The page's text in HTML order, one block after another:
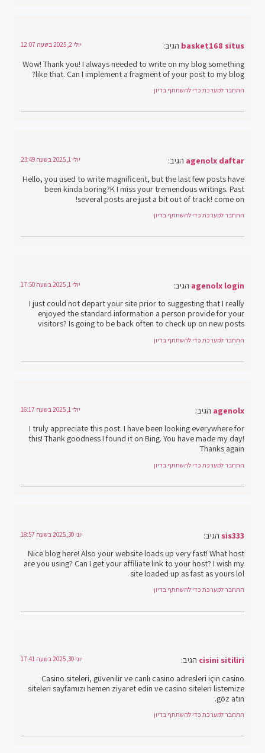
basket168 situs הגיב: יולי 2, 2025 בשעה 12:07
Wow! Thank you! I always needed to write on my blog something
like that. Can I implement a fragment of your post to my blog?
התחבר למערכת כדי להשתתף בדיון
agenolx daftar הגיב: יולי 1, 2025 בשעה 23:49
Hello, you used to write magnificent, but the last few posts have
been kinda boring?K I miss your tremendous writings. Past
several posts are just a bit out of track! come on!
התחבר למערכת כדי להשתתף בדיון
agenolx login הגיב: יולי 1, 2025 בשעה 17:50
I just could not depart your site prior to suggesting that I really
enjoyed the standard information a person provide for your
visitors? Is going to be back often to check up on new posts
התחבר למערכת כדי להשתתף בדיון
agenolx הגיב: יולי 1, 2025 בשעה 16:17
I truly appreciate this post. I have been looking everywhere for
this! Thank goodness I found it on Bing. You have made my day!
Thanks again
התחבר למערכת כדי להשתתף בדיון
sis333 הגיב: יוני 30, 2025 בשעה 18:57
Nice blog here! Also your website loads up very fast! What host
are you using? Can I get your affiliate link to your host? I wish my
site loaded up as fast as yours lol
התחבר למערכת כדי להשתתף בדיון
cisini sitiliri הגיב: יוני 30, 2025 בשעה 17:41
Casino siteleri, güvenilir ve canlı casino adresleri için casino
siteleri sayfamızı hemen ziyaret edin ve casino siteleri listemize
göz atın.
התחבר למערכת כדי להשתתף בדיון